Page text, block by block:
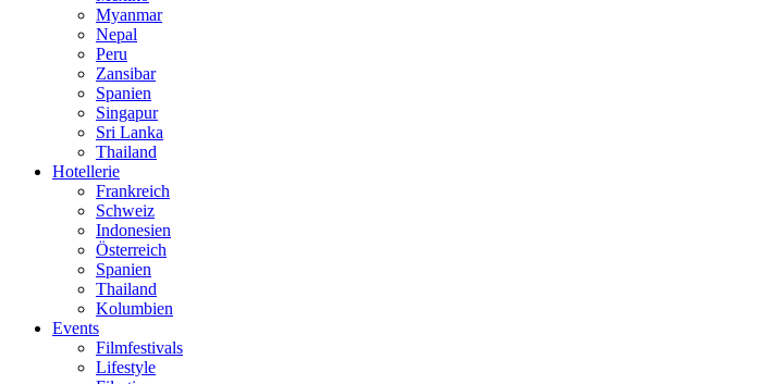
Myanmar
Nepal
Peru
Zansibar
Spanien
Singapur
Sri Lanka
Thailand
Hotellerie
Frankreich
Schweiz
Indonesien
Österreich
Spanien
Thailand
Kolumbien
Events
Filmfestivals
Lifestyle